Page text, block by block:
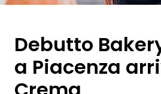
Debutto
a Piacenza